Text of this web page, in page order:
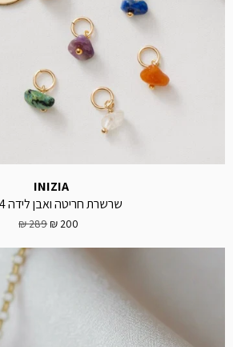
INIZIA
שרשרת חריטה ואבן לידה 4 ב-1
200 ₪
289 ₪